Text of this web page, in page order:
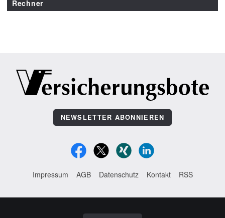
Rechner
NEWSLETTER ABONNIEREN
Impressum AGB Datenschutz Kontakt RSS